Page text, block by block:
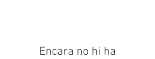
Encara no hi ha